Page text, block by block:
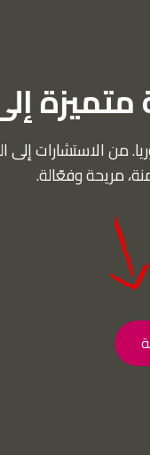
من الاستشارات إلى
مريحة وفعّالة.